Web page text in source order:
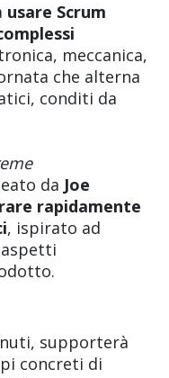
usare Scrum
meccanica,
che alterna
conditi da
da Joe
rapidamente
, ispirato ad
supporterà
concreti di